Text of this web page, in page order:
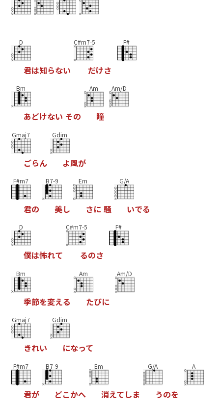
D
君は知らない
C#m7-5
だけさ
F#
Bm
あどけない その
Am
瞳
Am/D
Gmaj7
ごらん
Gdim
よ風が
F#m7
君の
B7-9
美し
Em
さに 騒
G/A
いでる
D
僕は怖れて
C#m7-5
るのさ
F#
Bm
季節を変える
Am
たびに
Am/D
Gmaj7
きれい
Gdim
になって
F#m7
君が
B7-9
どこかへ
Em
消えてしま
G/A
うのを
A